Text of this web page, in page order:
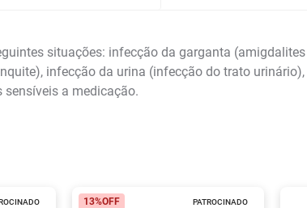
situações: infecção da garganta
infecção da urina (infecção do trato
sensíveis a medicação.
PATROCINADO
13%OFF